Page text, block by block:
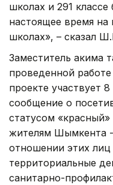
школах и 291
настоящее время на
школах», – сказал
Заместитель акима
проведенной
проекте участвует
сообщение о
статусом
жителям Шымкента
отношении этих
территориальные
санитарно-